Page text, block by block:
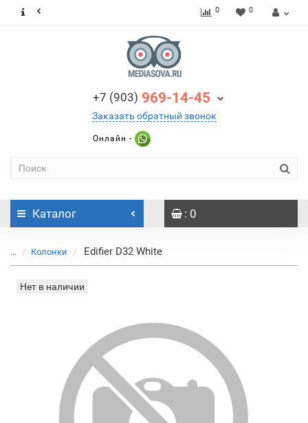
0 0
+7 (903) 969-14-45
Заказать обратный звонок
Онлайн -
Каталог : 0
... Колонки Edifier D32 White
Нет в наличии